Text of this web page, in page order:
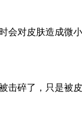
对皮肤造成
碎了，只是